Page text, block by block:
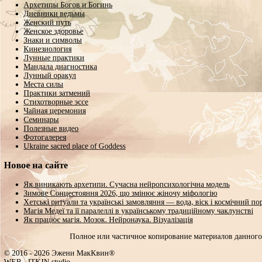
Архетипы Богов и Богинь
Дневники ведьмы
Женский путь
Женское здоровье
Знаки и символы
Кинезиология
Лунные практики
Мандала диагностика
Лунный оракул
Места силы
Практики затмений
Стихотворные эссе
Чайная церемония
Семинары
Полезные видео
Фотогалерея
Ukraine sacred place of Goddess
Новое на сайте
Як виникають архетипи. Сучасна нейропсихологічна модель
Зимове Сонцестояння 2026, що змінює жіночу міфологію
Хетські ритуали та українські замовляння — вода, віск і космічний
Магія Медеї та її паралеллі в українському традиційному чаклунстві
Як працює магія. Мозок. Нейронаука. Візуалізація
Полное или частичное копирование материалов
© 2016 - 2026 Эжени МакКвин®